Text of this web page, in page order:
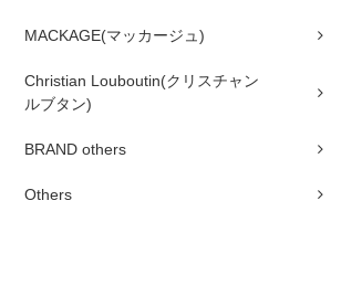
MACKAGE(マッカージュ)
Christian Louboutin(クリスチャン
ルブタン)
BRAND others
Others